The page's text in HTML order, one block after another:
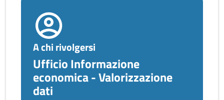
A chi rivolgersi
Ufficio Informazione
economica - Valorizzazione
dati